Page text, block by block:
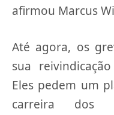
afirmou Marcus
Até agora, os
sua
Eles pedem um
carreira dos